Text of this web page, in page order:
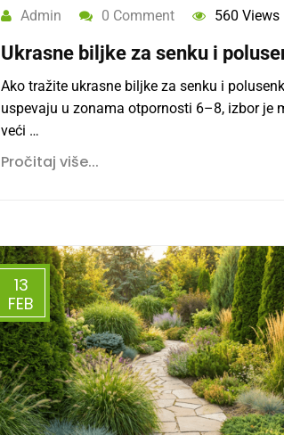
Admin 0 Comment 560 Views
Ukrasne biljke za senku i
Ako tražite ukrasne biljke za senku i
uspevaju u zonama otpornosti 6–8, izbor je
veći …
Pročitaj više...
13
FEB